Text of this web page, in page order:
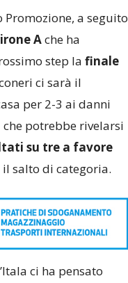
a seguito
Ache ha
step la finale
ci sarà il
per 2-3 ai danni
potrebbe rivelarsi
su tre a favore
salto di categoria.
ci ha pensato